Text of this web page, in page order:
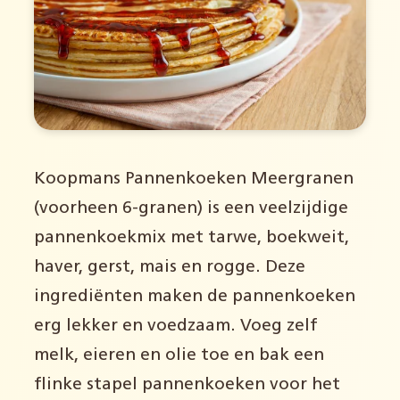
Koopmans Pannenkoeken Meergranen
(voorheen 6-granen) is een veelzijdige
pannenkoekmix met tarwe, boekweit,
haver, gerst, mais en rogge. Deze
ingrediënten maken de pannenkoeken
erg lekker en voedzaam. Voeg zelf
melk, eieren en olie toe en bak een
flinke stapel pannenkoeken voor het